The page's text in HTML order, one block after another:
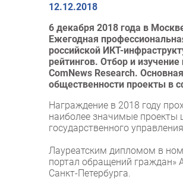
12.12.2018
6 декабря 2018 года в
Ежегодная
российской ИКТ-
рейтингов. Отбор и
ComNews Research.
общественности проекты в
Награждение в 2018 году
наиболее значимые проекты
государственного
Лауреатским дипломом в
портал обращений граждан»
Санкт-Петербурга.